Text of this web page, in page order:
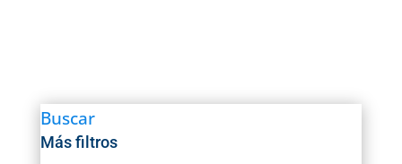
Buscar
Más filtros